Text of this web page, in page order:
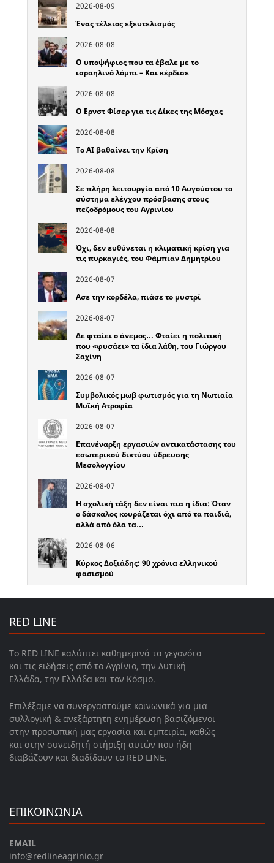
2026-08-09
Ένας τέλειος εξευτελισμός
2026-08-08
Ο υποψήφιος που τα έβαλε με το
ισραηλινό λόμπι – Και κέρδισε
2026-08-08
Ο Ερνστ Φίσερ για τις Δίκες της Μόσχας
2026-08-08
Το ΑΙ βαθαίνει την Κρίση
2026-08-08
Σε πλήρη λειτουργία από 10 Αυγούστου το
σύστημα ελέγχου πρόσβασης στους
πεζοδρόμους του Αγρινίου
2026-08-08
Όχι, δεν ευθύνεται η κλιματική κρίση για
τις πυρκαγιές, του Φάμπιαν Δημητρίου
2026-08-07
Ασε την κορδέλα, πιάσε το μυστρί
2026-08-07
Δε φταίει ο άνεμος… Φταίει η πολιτική
που «φυσάει» τα ίδια λάθη, του Γιώργου
Σαχίνη
2026-08-07
Συμβολικός μωβ φωτισμός για τη Νωτιαία
Μυϊκή Ατροφία
2026-08-07
Επανέναρξη εργασιών αντικατάστασης του
εσωτερικού δικτύου ύδρευσης
Μεσολογγίου
2026-08-07
Η σχολική τάξη δεν είναι πια η ίδια: Όταν
ο δάσκαλος κουράζεται όχι από τα παιδιά,
αλλά από όλα τα…
2026-08-06
Κύρκος Δοξιάδης: 90 χρόνια ελληνικού
φασισμού
RED LINE
Το RED LINE καλύπτει καθημερινά τα γεγονότα
και τις ειδήσεις από το Αγρίνιο, την Δυτική
Ελλάδα, την Ελλάδα και τον Κόσμο.
Επιλέξαμε να συνεργαστούμε κοινωνικά για μια
συλλογική & ανεξάρτητη ενημέρωση βασιζόμενοι
στην προσωπική μας εργασία και εμπειρία, καθώς
και στην συνειδητή στήριξη αυτών που ήδη
διαβάζουν και διαδίδουν το RED LINE.
ΕΠΙΚΟΙΝΩΝΙΑ
EMAIL
info@redlineagrinio.gr